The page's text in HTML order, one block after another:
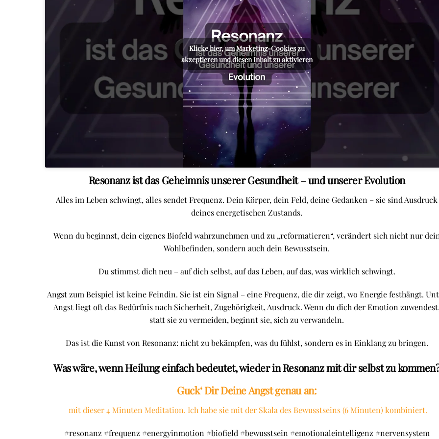
Klicke hier, um Marketing-Cookies zu
akzeptieren und diesen Inhalt zu aktivieren
Resonanz ist das Geheimnis unserer Gesundheit – und unserer Evolution
Alles im Leben schwingt, alles sendet Frequenz. Dein Körper, dein Feld, deine Gedanken – sie sind Ausdruck
deines energetischen Zustands.
Wenn du beginnst, dein eigenes Biofeld wahrzunehmen und zu „reformatieren“, verändert sich nicht nur
Wohlbefinden, sondern auch dein Bewusstsein.
Du stimmst dich neu – auf dich selbst, auf das Leben, auf das, was wirklich schwingt.
Angst zum Beispiel ist keine Feindin. Sie ist ein Signal – eine Frequenz, die dir zeigt, wo Energie festhängt.
Angst liegt oft das Bedürfnis nach Sicherheit, Zugehörigkeit, Ausdruck. Wenn du dich der Emotion zuwendest,
statt sie zu vermeiden, beginnt sie, sich zu verwandeln.
Das ist die Kunst von Resonanz: nicht zu bekämpfen, was du fühlst, sondern es in Einklang zu bringen.
Was wäre, wenn Heilung einfach bedeutet, wieder in Resonanz mit dir selbst zu
Guck‘ Dir Deine Angst genau an:
mit dieser 4 Minuten Meditation. Ich habe sie mit der Skala des Bewusstseins (6 Minuten) kombiniert.
#resonanz #frequenz #energyinmotion #biofield #bewusstsein #emotionaleintelligenz #nervensystem